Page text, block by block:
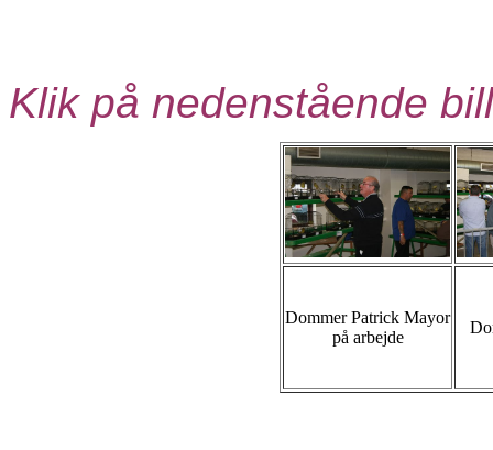
Klik på nedenstående
Dommer Patrick Mayor
på arbejde